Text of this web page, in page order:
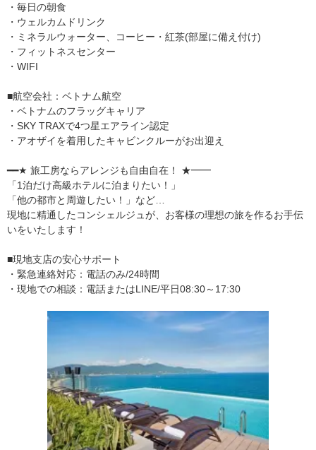
・毎日の朝食
・ウェルカムドリンク
・ミネラルウォーター、コーヒー・紅茶(部屋に備え付け)
・フィットネスセンター
・WIFI
■航空会社：ベトナム航空
・ベトナムのフラッグキャリア
・SKY TRAXで4つ星エアライン認定
・アオザイを着用したキャビンクルーがお出迎え
━━★ 旅工房ならアレンジも自由自在！ ★━━
「1泊だけ高級ホテルに泊まりたい！」
「他の都市と周遊したい！」など…
現地に精通したコンシェルジュが、お客様の理想の旅を作るお手伝
いをいたします！
■現地支店の安心サポート
・緊急連絡対応：電話のみ/24時間
・現地での相談：電話またはLINE/平日08:30～17:30